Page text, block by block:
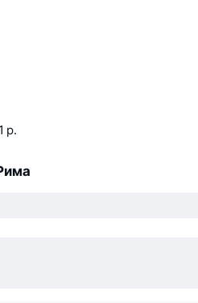
р.